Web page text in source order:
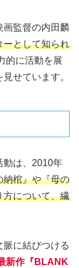
画監督の内田麟
ーとして知られ
的に活動を展
せています。
動は、2010年
納棺』や『母の
方について、繊
に結びつける
新作『BLANK